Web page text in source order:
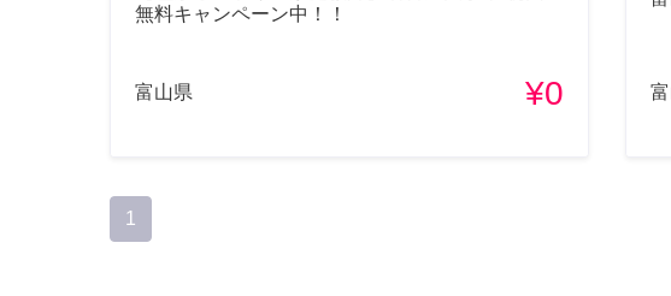
無料キャンペーン中！！
富山県 ¥0
1